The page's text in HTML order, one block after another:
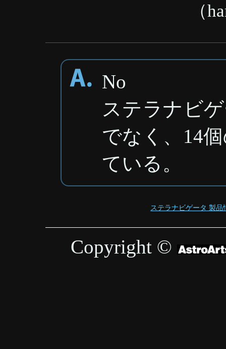
（
No
ステラナビ
でなく、14
ている。
ステラナビゲータ 製品
Copyright ©